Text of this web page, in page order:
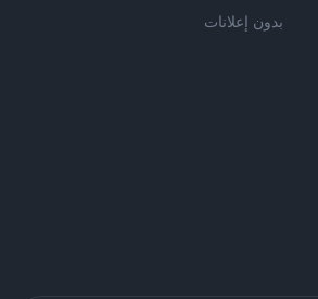
بدون إعلانات